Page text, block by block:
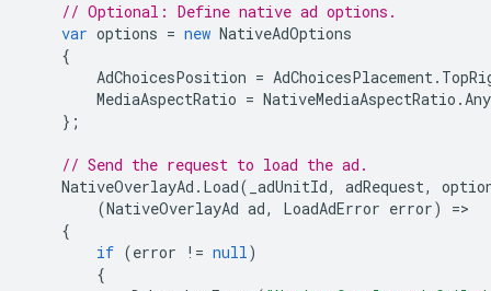
// Optional: Define native ad options.
var options = new NativeAdOptions
{
AdChoicesPosition = AdChoicesPlacement.
MediaAspectRatio = NativeMediaAspectRatio .Any
};
// Send the request to load the ad.
NativeOverlayAd . Load( _adUnitId, adRequest,
(NativeOverlayAd ad, LoadAdError error) =
{
if (error != null)
{